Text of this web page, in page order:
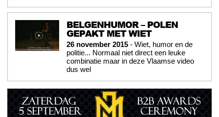
BELGENHUMOR – POLEN
GEPAKT MET WIET
26 november 2015 - Wiet, humor en de
politie... Normaal niet direct een leuke
combinatie maar in deze Vlaamse video
dus wel